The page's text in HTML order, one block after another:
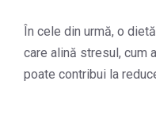
În cele din urmă, o
care alină stresul, cum
poate contribui la